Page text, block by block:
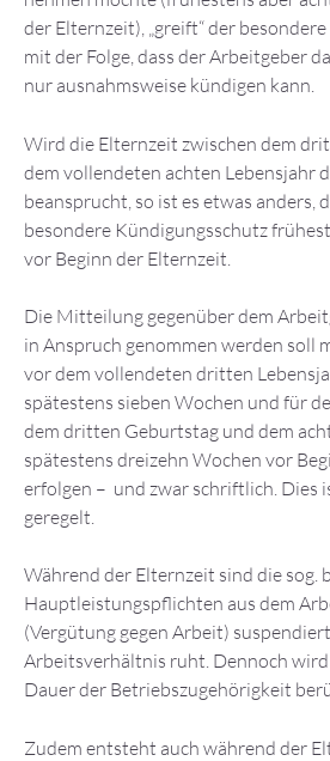
der Elternzeit), „greift“ der
mit der Folge, dass der Arbeitgeber
nur ausnahmsweise kündigen kann.
Wird die Elternzeit zwischen dem
dem vollendeten achten Lebensjahr
beansprucht, so ist es etwas anders,
besondere Kündigungsschutz
vor Beginn der Elternzeit.
Die Mitteilung gegenüber dem
in Anspruch genommen werden soll
vor dem vollendeten dritten
spätestens sieben Wochen und für
dem dritten Geburtstag und dem
spätestens dreizehn Wochen vor
erfolgen – und zwar schriftlich. Dies
geregelt.
Während der Elternzeit sind die sog.
Hauptleistungspflichten aus dem
(Vergütung gegen Arbeit)
Arbeitsverhältnis ruht. Dennoch
Dauer der Betriebszugehörigkeit
Zudem entsteht auch während der